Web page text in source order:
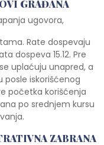
GRAĐANA
ugovora,
Rate dospevaju
dospeva 15.12. Pre
uplaćuju unapred, a
posle iskorišćenog
početka korišćenja
po srednjem kursu
ZABRANA